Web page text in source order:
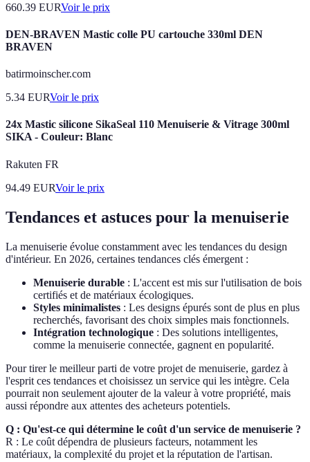
660.39 EURVoir le prix
DEN-BRAVEN Mastic colle PU cartouche 330ml DEN
BRAVEN
batirmoinscher.com
5.34 EURVoir le prix
24x Mastic silicone SikaSeal 110 Menuiserie & Vitrage 300ml
SIKA - Couleur: Blanc
Rakuten FR
94.49 EURVoir le prix
Tendances et astuces pour la menuiserie
La menuiserie évolue constamment avec les tendances du design
d'intérieur. En 2026, certaines tendances clés émergent :
Menuiserie durable : L'accent est mis sur l'utilisation de bois
certifiés et de matériaux écologiques.
Styles minimalistes : Les designs épurés sont de plus en plus
recherchés, favorisant des choix simples mais fonctionnels.
Intégration technologique : Des solutions intelligentes,
comme la menuiserie connectée, gagnent en popularité.
Pour tirer le meilleur parti de votre projet de menuiserie, gardez à
l'esprit ces tendances et choisissez un service qui les intègre. Cela
pourrait non seulement ajouter de la valeur à votre propriété, mais
aussi répondre aux attentes des acheteurs potentiels.
Q : Qu'est-ce qui détermine le coût d'un service de menuiserie ?
R : Le coût dépendra de plusieurs facteurs, notamment les
matériaux, la complexité du projet et la réputation de l'artisan.